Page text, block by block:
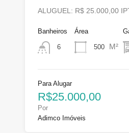
ALUGUEL: R$ 25.000,00
Banheiros
6
Área
500 M²
Para Alugar
R$25.000,00
Por
Adimco Imóveis